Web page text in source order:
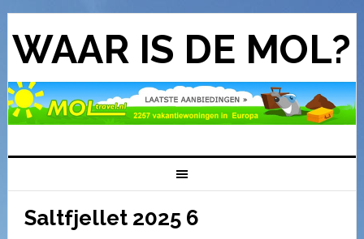
WAAR IS DE MOL?
Saltfjellet 2025 6